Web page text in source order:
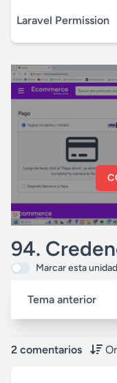
94.
Marcar esta
Tema anterior
2 comentarios
Laravel Permission